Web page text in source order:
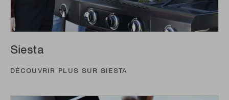
Siesta
DÉCOUVRIR PLUS SUR SIESTA